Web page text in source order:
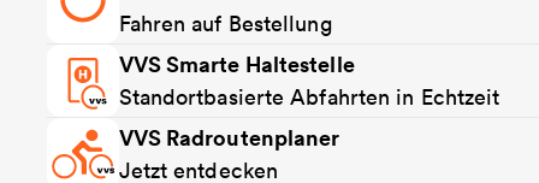
Fahren auf Bestellung
VVS Smarte Haltestelle
Standortbasierte Abfahrten in Echtzeit
VVS Radroutenplaner
Jetzt entdecken